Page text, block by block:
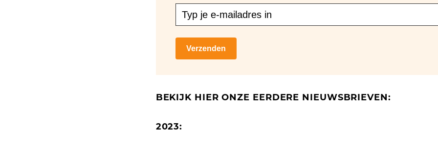
Verzenden
BEKIJK HIER ONZE EERDERE NIEUWSBRIEVEN:
2023: